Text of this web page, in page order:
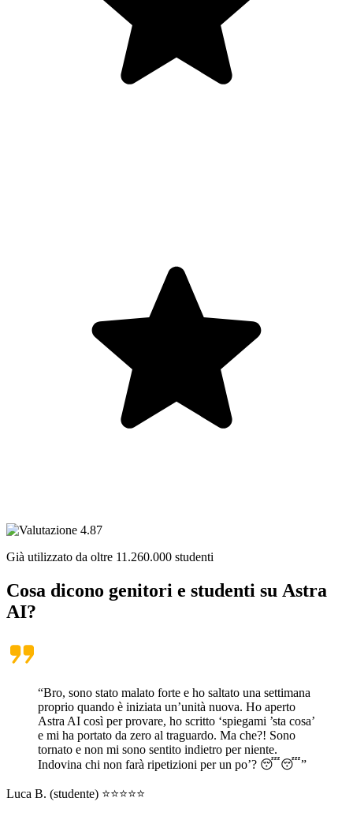
Già utilizzato da oltre 11.260.000 studenti
Cosa dicono genitori e studenti su Astra
AI?
“Bro, sono stato malato forte e ho saltato una settimana
proprio quando è iniziata un’unità nuova. Ho aperto
Astra AI così per provare, ho scritto ‘spiegami ’sta cosa’
e mi ha portato da zero al traguardo. Ma che?! Sono
tornato e non mi sono sentito indietro per niente.
Indovina chi non farà ripetizioni per un po’? 😴😴”
Luca B. (studente) ⭐⭐⭐⭐⭐